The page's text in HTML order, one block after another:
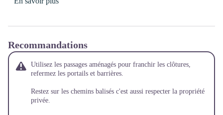
Recommandations
Utilisez les passages aménagés pour franchir les clôtures,
refermez les portails et barrières.
Restez sur les chemins balisés c'est aussi respecter la propriété
privée.